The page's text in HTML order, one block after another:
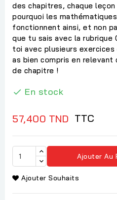
des chapitres, chaque
pourquoi les
fonctionnent ainsi, et non
que tu sais avec la
toi avec plusieurs
as bien compris en
de chapitre !
 En stock
57,400 TND TTC
Ajouter Au
Ajouter Souhaits